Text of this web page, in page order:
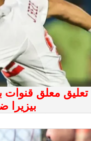
تعليق معلق